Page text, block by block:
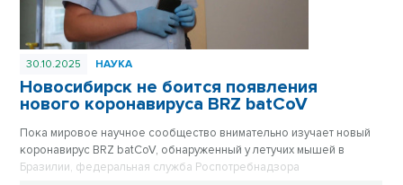
30.10.2025 НАУКА
Новосибирск не боится появления
нового коронавируса BRZ batCoV
Пока мировое научное сообщество внимательно изучает новый
коронавирус BRZ batCoV, обнаруженный у летучих мышей в
Бразилии, федеральная служба Роспотребнадзора